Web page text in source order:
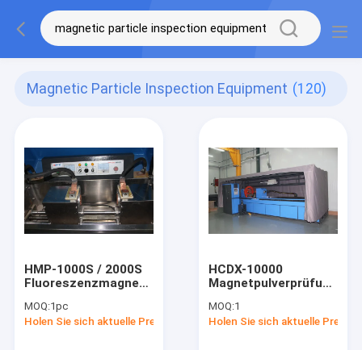
Magnetic Particle Inspection Equipment (120)
HMP-1000S / 2000S
Fluoreszenzmagnetpartikel
für die
Laborwerkstatt im
MOQ:1pc
Holen Sie sich aktuelle Preis
HCDX-10000
Magnetpulverprüfungs-
Magnetpulverprüfungs-
Ausrüstung
MOQ:1
Holen Sie sich aktuelle Preis